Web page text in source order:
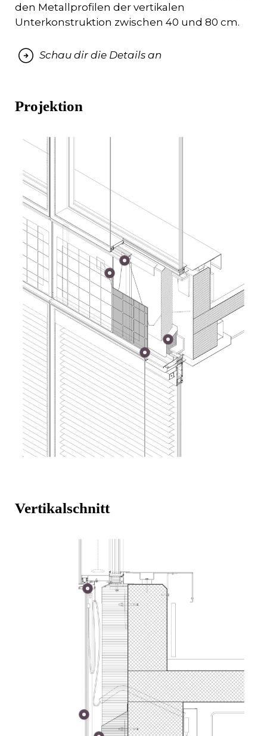
den Metallprofilen der vertikalen
Unterkonstruktion zwischen 40 und 80 cm.
Schau dir die Details an
Projektion
Vertikalschnitt